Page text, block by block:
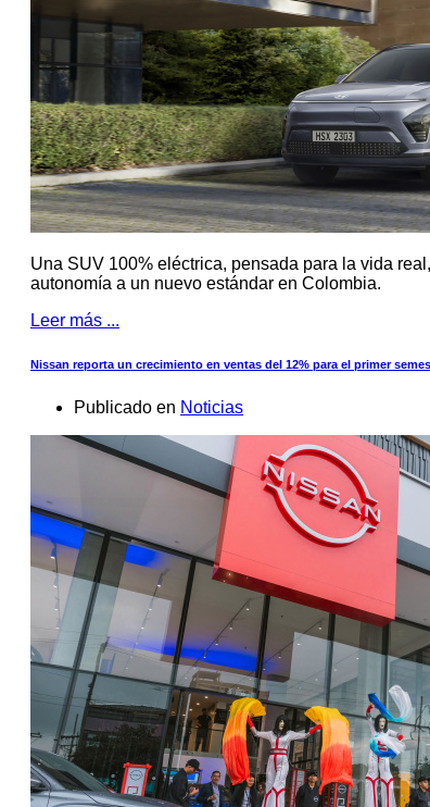
Una SUV 100% eléctrica, pensada para la vida
autonomía a un nuevo estándar en Colombia.
Leer más ...
Nissan reporta un crecimiento en ventas del 12% para el primer
Publicado en Noticias